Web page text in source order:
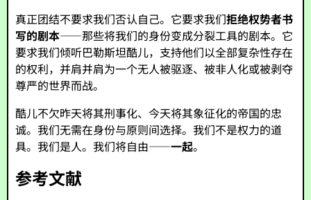
真正团结不要求我们否认自己。它要求我们拒绝权势者书
写的剧本——那些将我们的身份变成分裂工具的剧本。它
要求我们倾听巴勒斯坦酷儿，支持他们以全部复杂性存在
的权利，并肩并肩为一个无人被驱逐、被非人化或被剥夺
尊严的世界而战。
酷儿不欠昨天将其刑事化、今天将其象征化的帝国的忠
诚。我们无需在身份与原则间选择。我们不是权力的道
具。我们是人。我们将自由——一起。
参考文献